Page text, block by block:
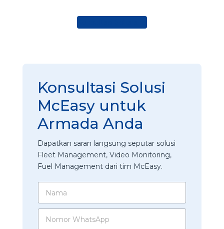
Konsultasi Solusi
McEasy untuk
Armada Anda
Dapatkan saran langsung seputar solusi
Fleet Management, Video Monitoring,
Fuel Management dari tim McEasy.
m
u